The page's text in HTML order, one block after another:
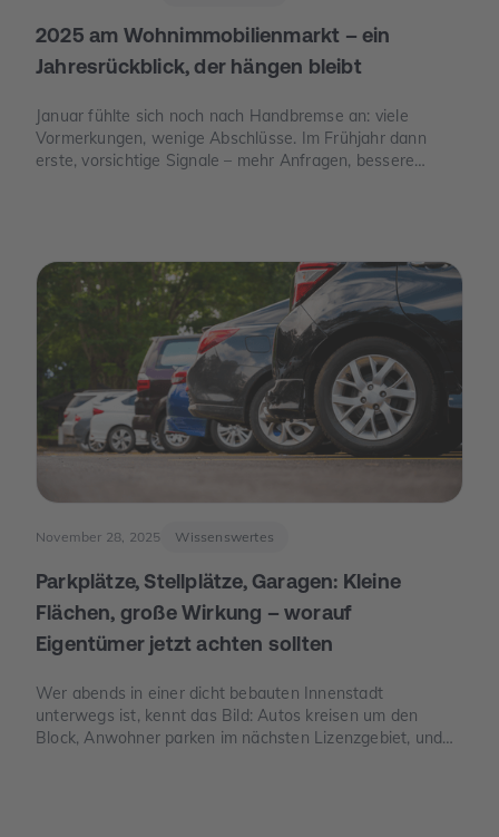
2025 am Wohnimmobilienmarkt – ein
Jahresrückblick, der hängen bleibt
Januar fühlte sich noch nach Handbremse an: viele
Vormerkungen, wenige Abschlüsse. Im Frühjahr dann
erste, vorsichtige Signale – mehr Anfragen, bessere
mehr „Was ist wirklich möglich?“.
November 28, 2025 Wissenswertes
Parkplätze, Stellplätze, Garagen: Kleine
Flächen, große Wirkung – worauf
Eigentümer jetzt achten sollten
Wer abends in einer dicht bebauten Innenstadt
unterwegs ist, kennt das Bild: Autos kreisen um den
Block, Anwohner parken im nächsten Lizenzgebiet, und